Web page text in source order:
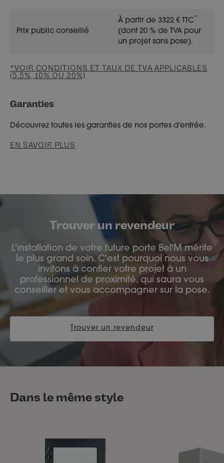
Prix public conseillé
À partir de 3322 € TTC *
(dont 20 % de TVA pour
un projet sans pose).
*VOIR CONDITIONS ET TAUX DE TVA APPLICABLES
(5.5%, 10% OU 20%)
Garanties
Découvrez toutes les garanties de nos portes d'entrée.
EN SAVOIR PLUS
Trouver un revendeur
L'installation de votre future porte Bel'M mérite
le plus grand soin. C'est pourquoi nous vous
invitons à confier votre projet à un
professionnel de proximité, qui saura vous
conseiller et vous accompagner sur la pose.
Trouver un revendeur
Dans le même style